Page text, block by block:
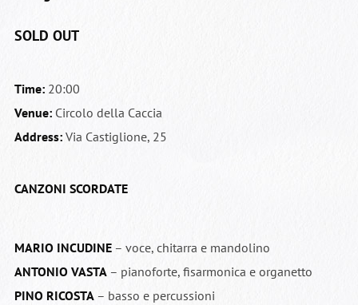
SOLD OUT
Time:20:00
Venue:Circolo della Caccia
Address:Via Castiglione, 25
CANZONI SCORDATE
MARIO INCUDINE– voce, chitarra e mandolino
ANTONIO VASTA – pianoforte, fisarmonica e organetto
PINO RICOSTA– basso e percussioni